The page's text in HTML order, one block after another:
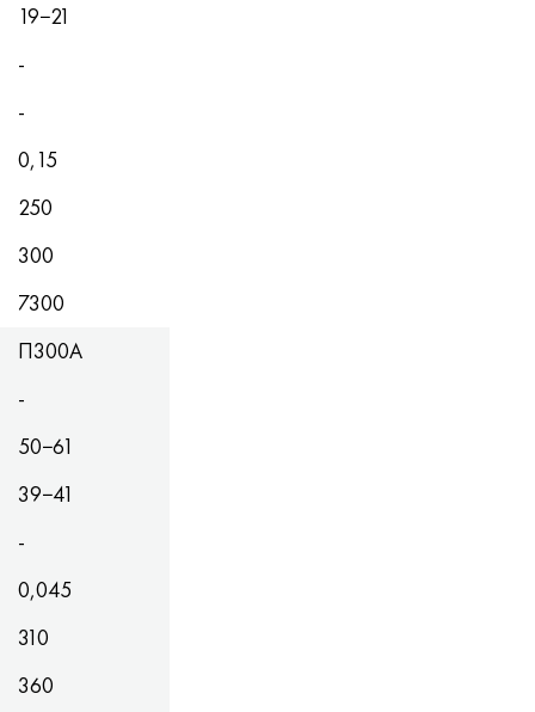
19−21
-
-
0,15
250
300
7300
П300А
-
50−61
39−41
-
0,045
310
360